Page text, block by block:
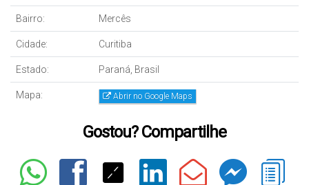
Bairro: Mercês
Cidade: Curitiba
Estado: Paraná, Brasil
Mapa: Abrir no Google Maps
Gostou? Compartilhe